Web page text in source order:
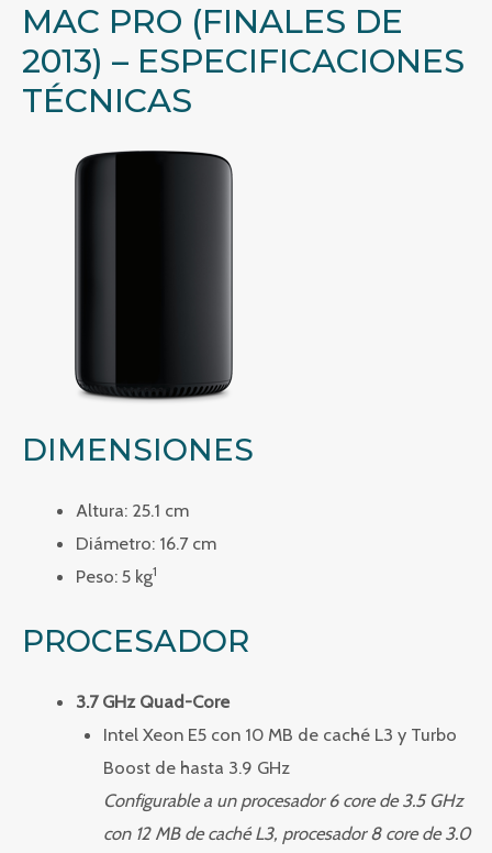
NVME
cantidad
MAC PRO (FINALES DE
2013) – ESPECIFICACIONES
TÉCNICAS
DIMENSIONES
Altura: 25.1 cm
Diámetro: 16.7 cm
Peso: 5 kg1
PROCESADOR
3.7 GHz Quad-Core
Intel Xeon E5 con 10 MB de caché L3 y Turbo
Boost de hasta 3.9 GHz
Configurable a un procesador 6 core de 3.5 GHz
con 12 MB de caché L3, procesador 8 core de 3.0